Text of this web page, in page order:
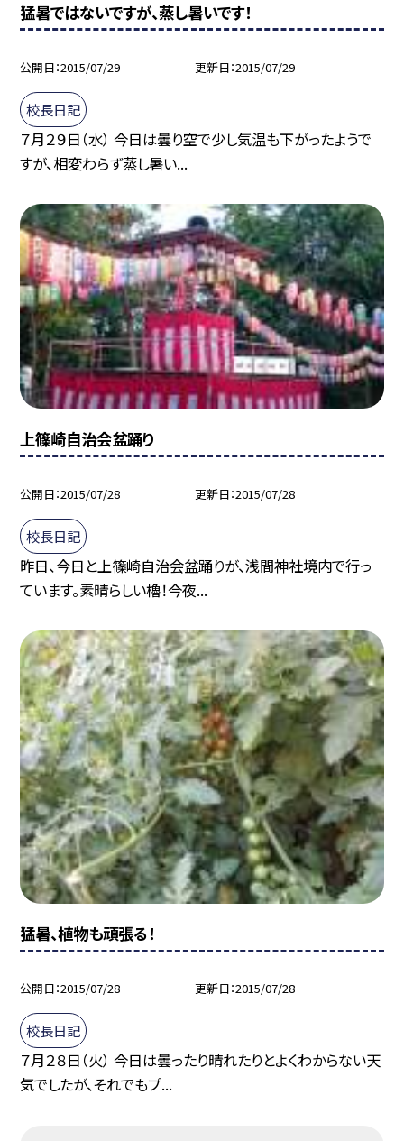
猛暑ではないですが、蒸し暑いです！
公開日 2015/07/29 更新日 2015/07/29
校長日記
７月２９日（水） 今日は曇り空で少し気温も下がったようで
すが、相変わらず蒸し暑い...
上篠崎自治会盆踊り
公開日 2015/07/28 更新日 2015/07/28
校長日記
昨日、今日と上篠崎自治会盆踊りが、浅間神社境内で行っ
ています。素晴らしい櫓！今夜...
猛暑、植物も頑張る！
公開日 2015/07/28 更新日 2015/07/28
校長日記
７月２８日（火） 今日は曇ったり晴れたりとよくわからない天
気でしたが、それでもプ...